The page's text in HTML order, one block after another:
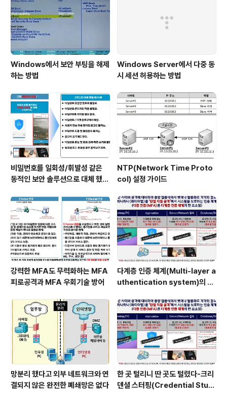
Windows에서 보안 부팅을 해제
하는 방법
Windows Server에서 다중 동
시 세션 허용하는 방법
비밀번호를 일회성/휘발성 같은
동적인 보안 솔루션으로 대체 했을
NTP(Network Time Proto
col) 설정 가이드
강력한 MFA도 무력화하는 MFA
피로공격과 MFA 우회기술 방어
다계층 인증 체계(Multi-layer a
uthentication system)의 특
망분리 했다고 외부 네트워크와 연
결되지 않은 완전한 폐쇄망은 없다
한 곳 털리니 딴 곳도 털렸다-크리
덴셜 스터핑(Credential Stuff